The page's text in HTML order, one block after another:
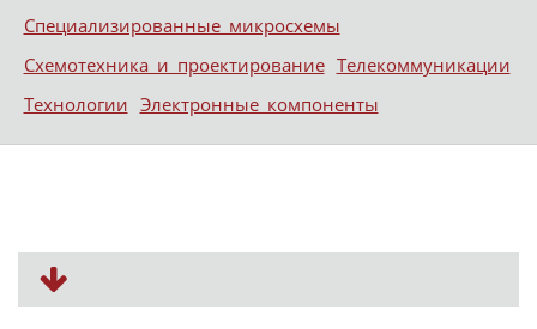
Специализированные микросхемы
Схемотехника и проектирование Телекоммуникации
Технологии Электронные компоненты